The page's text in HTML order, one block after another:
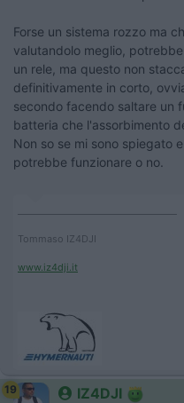
Forse un sistema rozzo ma
valutandolo meglio,
un rele, ma questo non
definitivamente in corto,
secondo facendo saltare un
batteria che l'assorbimento
Non so se mi sono spiegato
potrebbe funzionare o no.
Tommaso IZ4DJI
www.iz4dji.it
19 IZ4DJI